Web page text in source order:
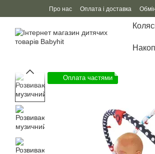
Перейти до основного контенту
Про нас Оплата і доставка
Оплата частями